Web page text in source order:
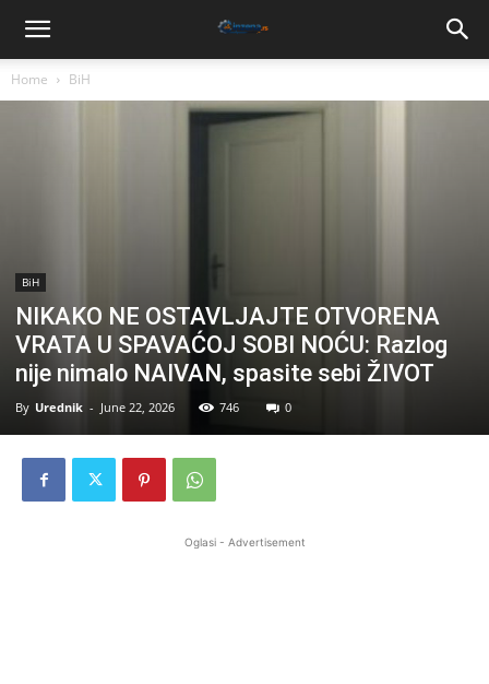
Home BiH
BiH
NIKAKO NE OSTAVLJAJTE OTVORENA
VRATA U SPAVAĆOJ SOBI NOĆU: Razlog
nije nimalo NAIVAN, spasite sebi ŽIVOT
By Urednik - June 22, 2026 746 0
Oglasi - Advertisement